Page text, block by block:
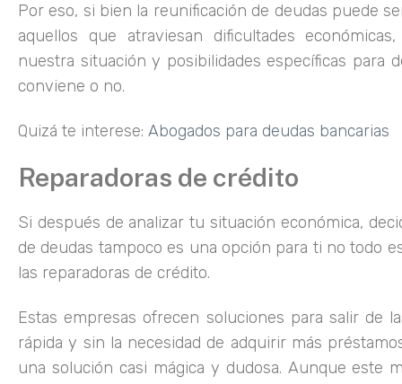
Por eso, si bien la reunificación de deudas puede
aquellos que atraviesan dificultades
nuestra situación y posibilidades específicas para
conviene o no.
Quizá te interese: Abogados para deudas bancarias
Reparadoras de crédito
Si después de analizar tu situación económica,
de deudas tampoco es una opción para ti no todo
las reparadoras de crédito.
Estas empresas ofrecen soluciones para salir de
rápida y sin la necesidad de adquirir más
una solución casi mágica y dudosa. Aunque este